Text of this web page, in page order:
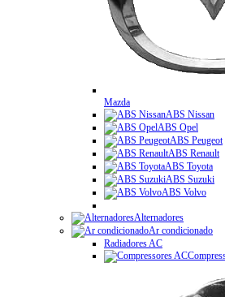
Mazda
ABS Nissan
ABS Opel
ABS Peugeot
ABS Renault
ABS Toyota
ABS Suzuki
ABS Volvo
Alternadores
Ar condicionado
Radiadores AC